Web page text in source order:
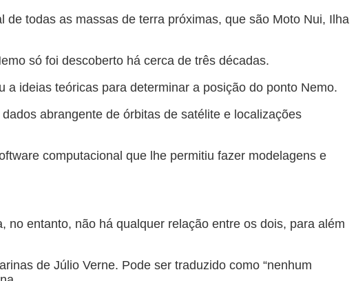
todas as massas de terra próximas, que são Moto Nui, Ilha
só foi descoberto há cerca de três décadas.
ideias teóricas para determinar a posição do ponto Nemo.
abrangente de órbitas de satélite e localizações
computacional que lhe permitiu fazer modelagens e
entanto, não há qualquer relação entre os dois, para além
de Júlio Verne. Pode ser traduzido como “nenhum